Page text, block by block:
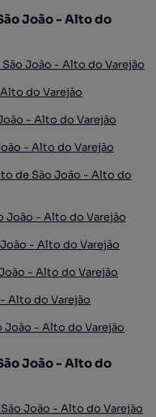
João - Alto do
João - Alto do Varejão
do Varejão
- Alto do Varejão
- Alto do Varejão
de São João - Alto do
João - Alto do Varejão
- Alto do Varejão
- Alto do Varejão
Alto do Varejão
João - Alto do Varejão
João - Alto do
João - Alto do Varejão